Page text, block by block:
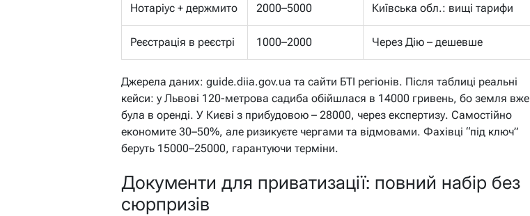
Нотаріус + держмито 2000–5000 Київська обл.: вищі тарифи
Реєстрація в реєстрі 1000–2000 Через Дію – дешевше
Джерела даних: guide.diia.gov.ua та сайти БТІ регіонів. Після таблиці реальні
кейси: у Львові 120-метрова садиба обійшлася в 14000 гривень, бо земля вже
була в оренді. У Києві з прибудовою – 28000, через експертизу. Самостійно
економите 30–50%, але ризикуєте чергами та відмовами. Фахівці “під ключ”
беруть 15000–25000, гарантуючи терміни.
Документи для приватизації: повний набір без
сюрпризів